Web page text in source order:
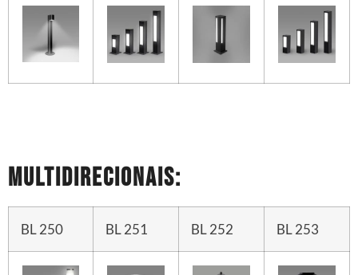
Multidirecionais:
BL 250 BL 251 BL 252 BL 253